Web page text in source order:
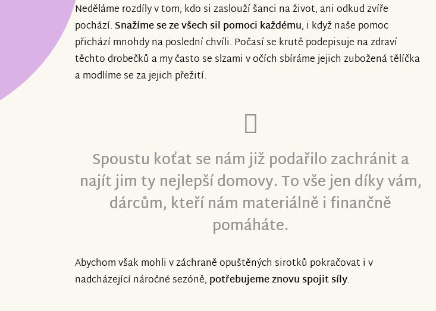
Neděláme rozdíly v tom, kdo si zaslouží šanci na život, ani odkud zvíře
pochází. Snažíme se ze všech sil pomoci každému, i když naše pomoc
přichází mnohdy na poslední chvíli. Počasí se krutě podepisuje na zdraví
těchto drobečků a my často se slzami v očích sbíráme jejich zubožená tělíčka
a modlíme se za jejich přežití.
Spoustu koťat se nám již podařilo zachránit a
najít jim ty nejlepší domovy. To vše jen díky vám,
dárcům, kteří nám materiálně i finančně
pomáháte.
Abychom však mohli v záchraně opuštěných sirotků pokračovat i v
nadcházející náročné sezóně, potřebujeme znovu spojit síly.